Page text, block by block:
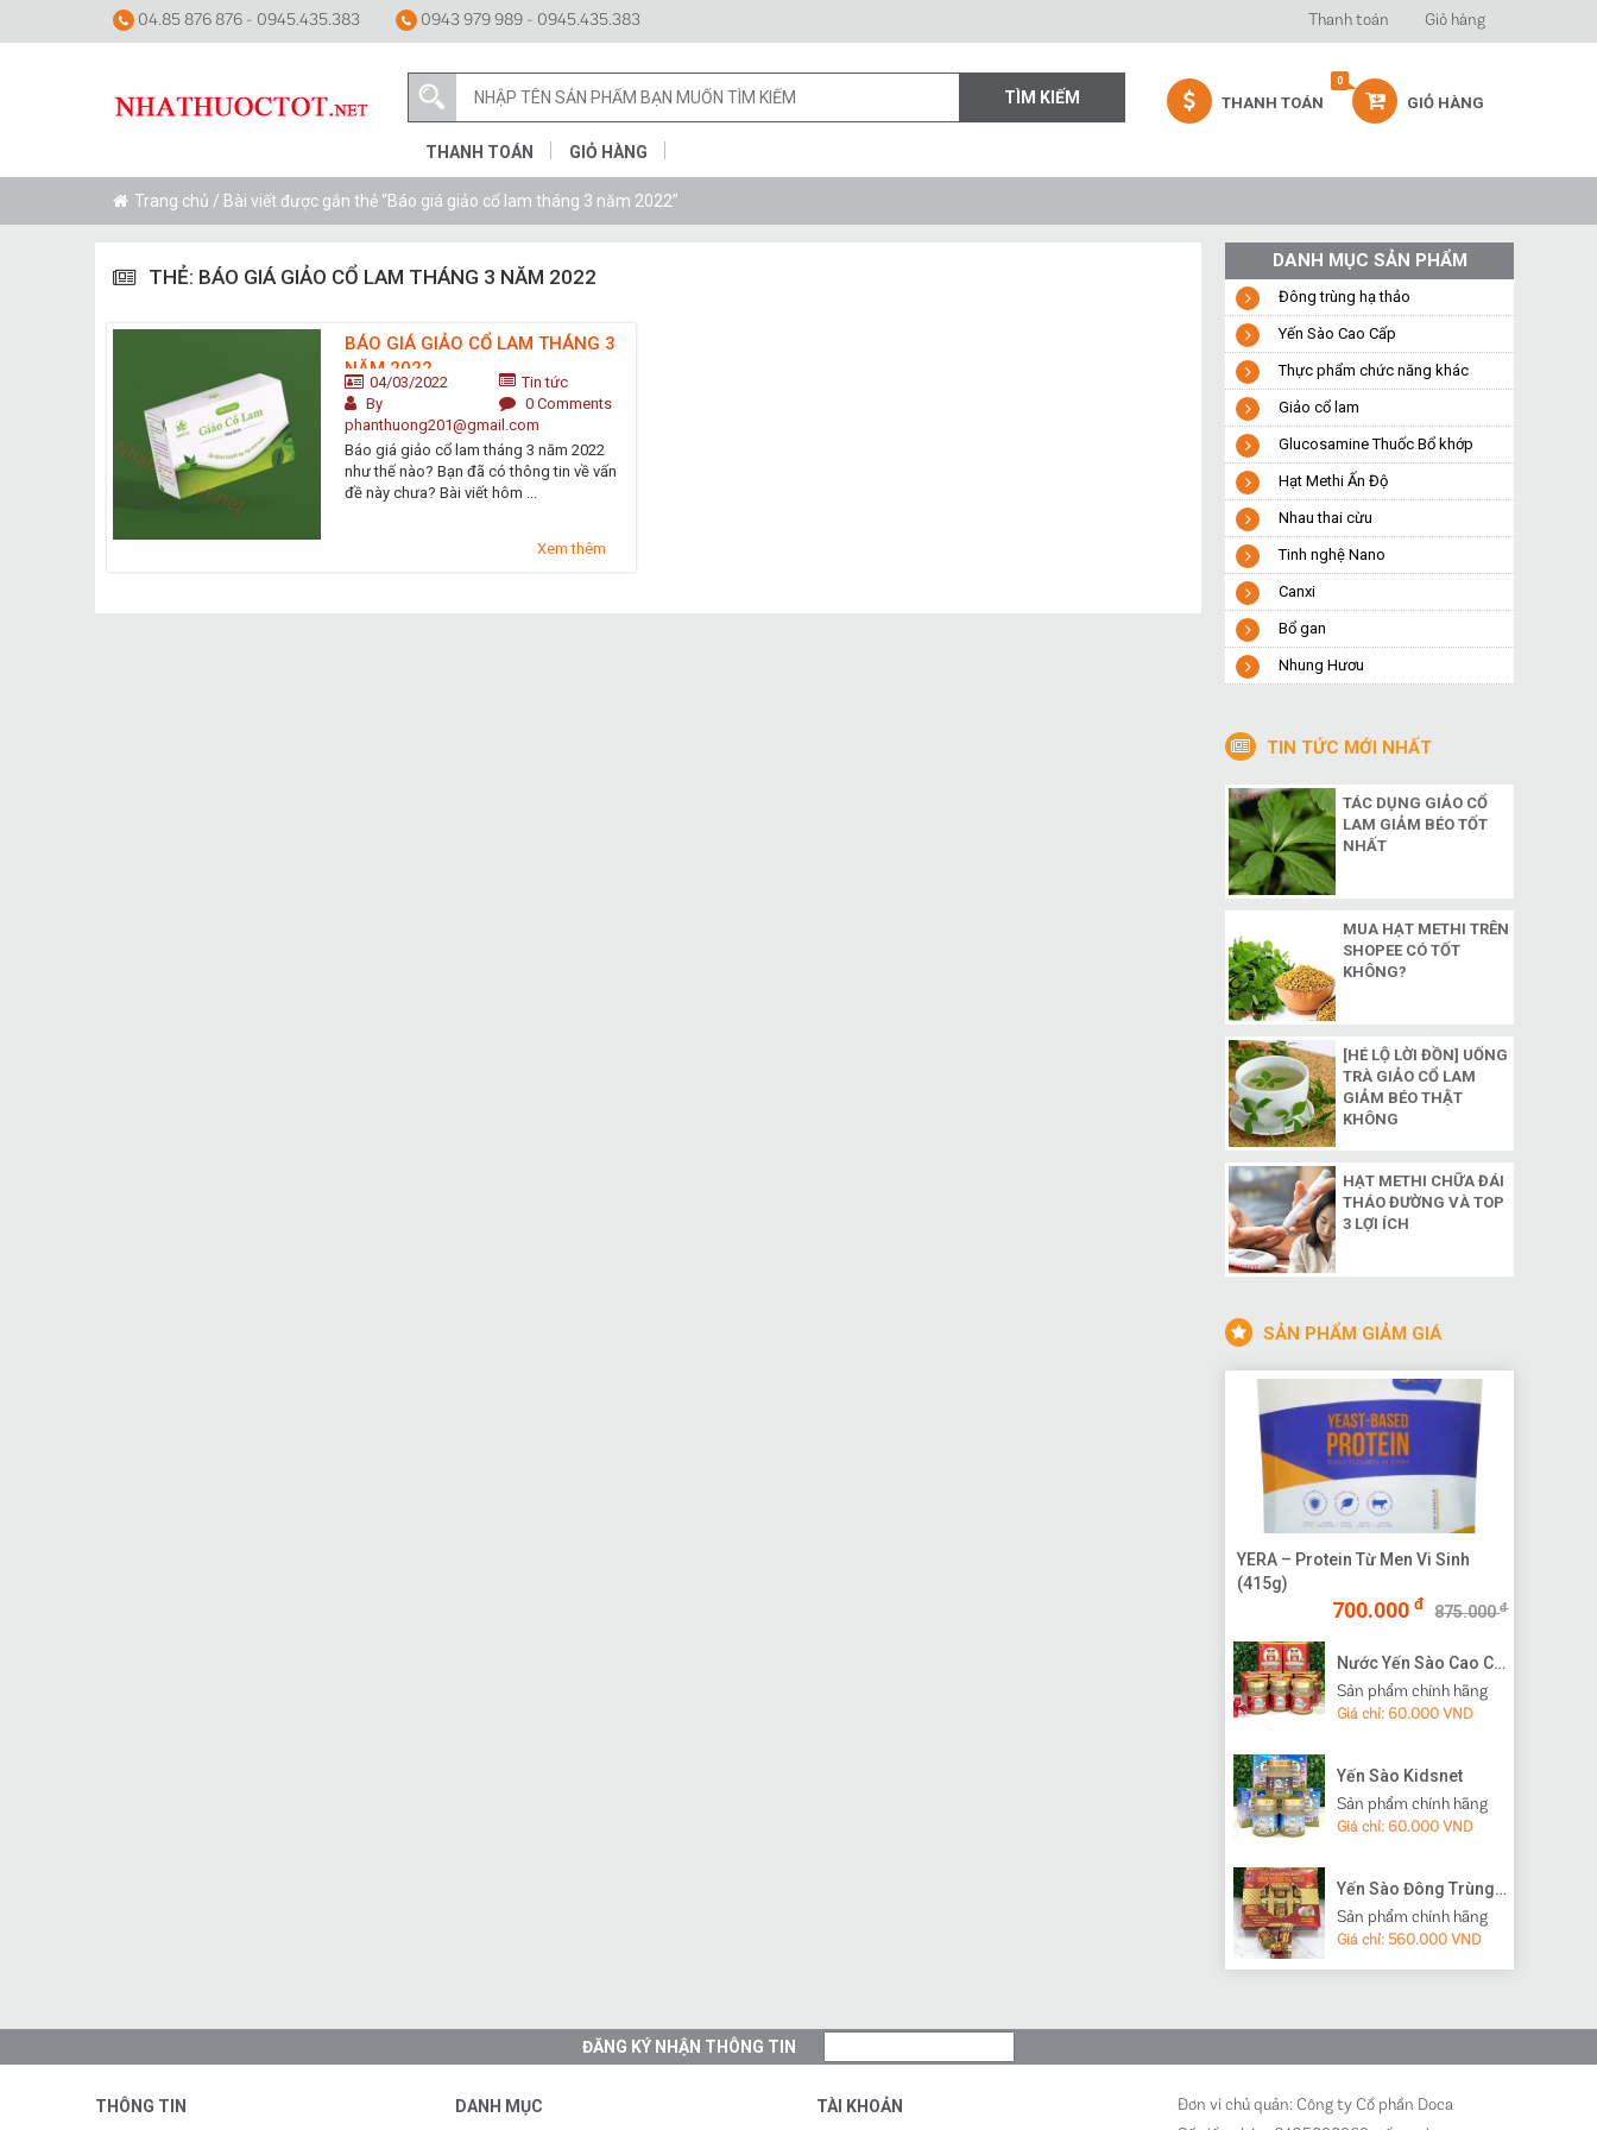
04.85 876 876 - 0945.435.383 0943 979 989 - 0945.435.383 Thanh toán Giỏ hàng
THANH TOÁN GIỎ HÀNG
THANH TOÁN
0
GIỎ HÀNG
Trang chủ / Bài viết được gắn thẻ “Báo giá giảo cổ lam tháng 3 năm 2022”
THẺ: BÁO GIÁ GIẢO CỔ LAM THÁNG 3 NĂM 2022
BÁO GIÁ GIẢO CỔ LAM THÁNG 3
NĂM 2022
04/03/2022
Tin tức
By
phanthuong201@gmail.com
0 Comments
Báo giá giảo cổ lam tháng 3 năm 2022
như thế nào? Bạn đã có thông tin về vấn
đề này chưa? Bài viết hôm ...
Xem thêm
DANH MỤC SẢN PHẨM
Đông trùng hạ thảo
Yến Sào Cao Cấp
Thực phẩm chức năng khác
Giảo cổ lam
Glucosamine Thuốc Bổ khớp
Hạt Methi Ấn Độ
Nhau thai cừu
Tinh nghệ Nano
Canxi
Bổ gan
Nhung Hươu
TIN TỨC MỚI NHẤT
TÁC DỤNG GIẢO CỔ
LAM GIẢM BÉO TỐT
NHẤT
MUA HẠT METHI TRÊN
SHOPEE CÓ TỐT
KHÔNG?
[HÉ LỘ LỜI ĐỒN] UỐNG
TRÀ GIẢO CỔ LAM
GIẢM BÉO THẬT
KHÔNG
HẠT METHI CHỮA ĐÁI
THÁO ĐƯỜNG VÀ TOP
3 LỢI ÍCH
SẢN PHẨM GIẢM GIÁ
YERA – Protein Từ Men Vi Sinh
(415g)
700.000đ 875.000đ
Nước Yến Sào Cao Cấp Vạn Tam
Sản phẩm chính hãng
Giá chỉ: 60.000 VND
Yến Sào Kidsnet
Sản phẩm chính hãng
Giá chỉ: 60.000 VND
Yến Sào Đông Trùng Hạ Thảo
Sản phẩm chính hãng
Giá chỉ: 560.000 VND
ĐĂNG KÝ NHẬN THÔNG TIN
THÔNG TIN DANH MỤC TÀI KHOẢN
Đơn vi chủ quản: Công ty Cổ phần Doca